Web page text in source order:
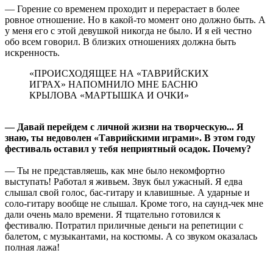
— Горение со временем проходит и перерастает в более
ровное отношение. Но в какой-то момент оно должно быть. А
у меня его с этой девушкой никогда не было. И я ей честно
обо всем говорил. В близких отношениях должна быть
искренность.
«ПРОИСХОДЯЩЕЕ НА «ТАВРИЙСКИХ
ИГРАХ» НАПОМНИЛО МНЕ БАСНЮ
КРЫЛОВА «МАРТЫШКА И ОЧКИ»
— Давай перейдем с личной жизни на творческую... Я
знаю, ты недоволен «Таврийскими играми». В этом году
фестиваль оставил у тебя неприятный осадок. Почему?
— Ты не представляешь, как мне было некомфортно
выступать! Работал я живьем. Звук был ужасный. Я едва
слышал свой голос, бас-гитару и клавишные. А ударные и
соло-гитару вообще не слышал. Кроме того, на саунд-чек мне
дали очень мало времени. Я тщательно готовился к
фестивалю. Потратил приличные деньги на репетиции с
балетом, с музыкантами, на костюмы. А со звуком оказалась
полная лажа!